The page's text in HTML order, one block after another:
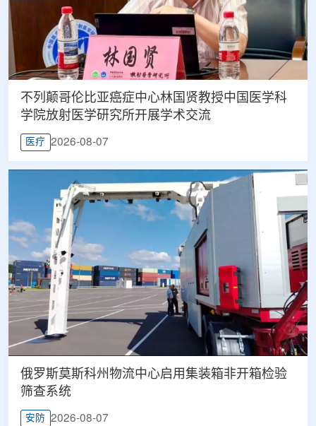
不列颠哥伦比亚癌症中心林国贤教授中国医学科
学院放射医学研究所开展学术交流
医疗 2026-08-07
俄罗斯莫斯科州物流中心启用集装箱非开箱检验
筛查系统
安防 2026-08-07